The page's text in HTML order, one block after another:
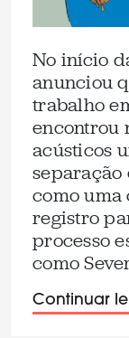
No início
anunciou
trabalho
encontrou
acústicos
separação
como uma
registro
processo
como
Continuar